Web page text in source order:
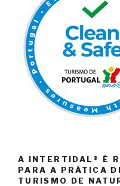
A INTERTIDAL® É
PARA A PRÁTICA
TURISMO DE